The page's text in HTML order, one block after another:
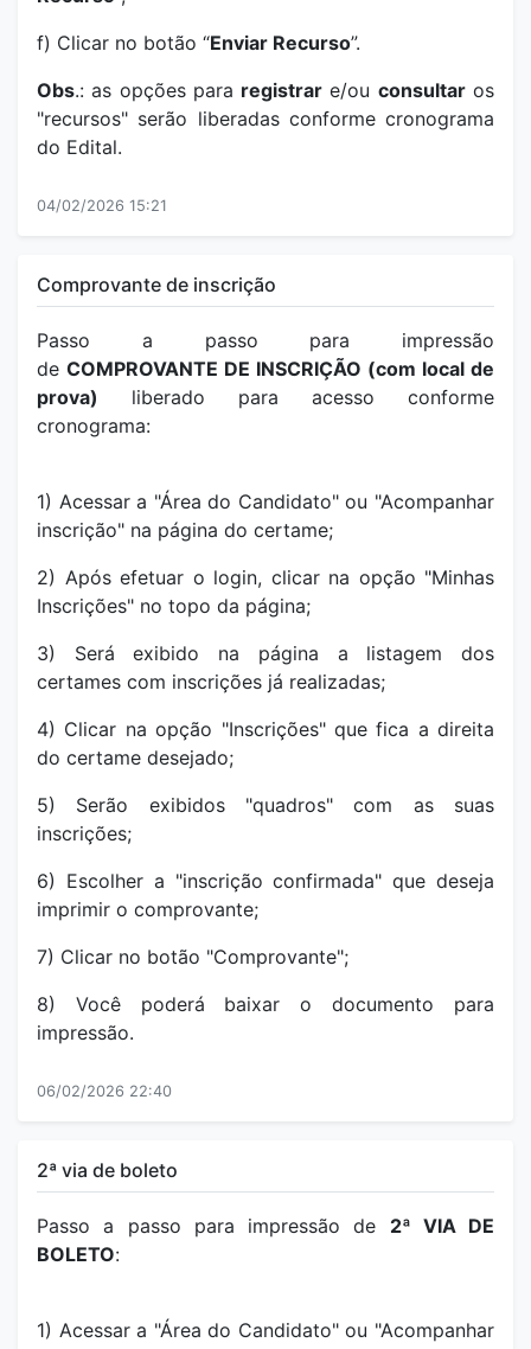
f) Clicar no botão “Enviar Recurso”.
Obs.: as opções para registrar e/ou consultaros
"recursos" serão liberadas conforme cronograma
do Edital.
04/02/2026 15:21
Comprovante de inscrição
Passo a passo para impressão
de COMPROVANTE DE INSCRIÇÃO (com local de
prova) liberado para acesso conforme
cronograma:
1) Acessar a "Área do Candidato" ou "Acompanhar
inscrição" na página do certame;
2) Após efetuar o login, clicar na opção "Minhas
Inscrições" no topo da página;
3) Será exibido na página a listagem dos
certames com inscrições já realizadas;
4) Clicar na opção "Inscrições" que fica a direita
do certame desejado;
5) Serão exibidos "quadros" com as suas
inscrições;
6) Escolher a "inscrição confirmada" que deseja
imprimir o comprovante;
7) Clicar no botão "Comprovante";
8) Você poderá baixar o documento para
impressão.
06/02/2026 22:40
2ª via de boleto
Passo a passo para impressão de 2ª VIA DE
BOLETO:
1) Acessar a "Área do Candidato" ou "Acompanhar